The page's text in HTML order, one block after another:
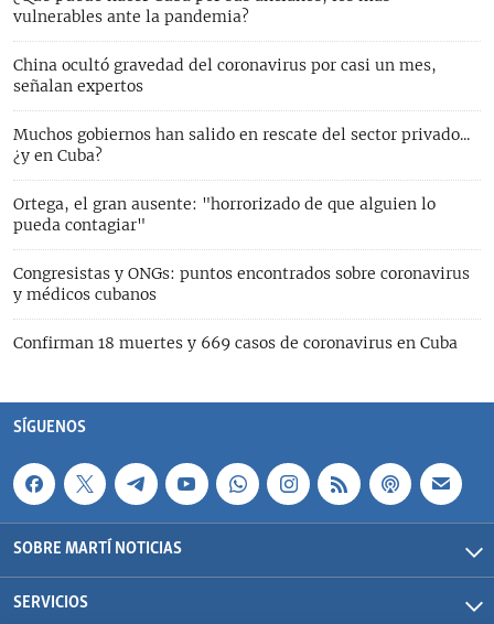
vulnerables ante la pandemia?
China ocultó gravedad del coronavirus por casi un mes,
señalan expertos
Muchos gobiernos han salido en rescate del sector privado...
¿y en Cuba?
Ortega, el gran ausente: "horrorizado de que alguien lo
pueda contagiar"
Congresistas y ONGs: puntos encontrados sobre coronavirus
y médicos cubanos
Confirman 18 muertes y 669 casos de coronavirus en Cuba
SÍGUENOS
SOBRE MARTÍ NOTICIAS
SERVICIOS